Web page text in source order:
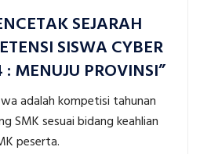
SEJARAH
SISWA CYBER
: MENUJU PROVINSI”
adalah kompetisi tahunan
SMK sesuai bidang keahlian
peserta.